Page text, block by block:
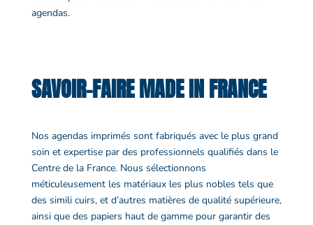
agendas.
SAVOIR-FAIRE MADE IN FRANCE
Nos agendas imprimés sont fabriqués avec le plus grand
soin et expertise par des professionnels qualifiés dans le
Centre de la France. Nous sélectionnons
méticuleusement les matériaux les plus nobles tels que
des simili cuirs, et d’autres matières de qualité supérieure,
ainsi que des papiers haut de gamme pour garantir des